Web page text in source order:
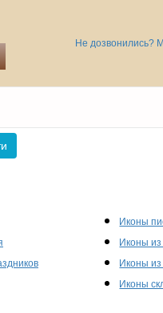
Не дозвонились?
Иконы
Иконы
Иконы
Иконы